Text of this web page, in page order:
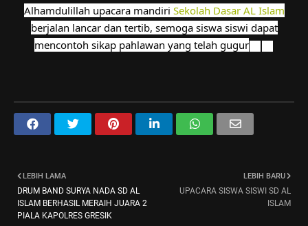
Alhamdulillah upacara mandiri Sekolah Dasar AL Islam
berjalan lancar dan tertib, semoga siswa siswi dapat
mencontoh sikap pahlawan yang telah gugur
LEBIH BARU
UPACARA SISWA SISWI SD AL
ISLAM
LEBIH LAMA
DRUM BAND SURYA NADA SD AL
ISLAM BERHASIL MERAIH JUARA 2
PIALA KAPOLRES GRESIK